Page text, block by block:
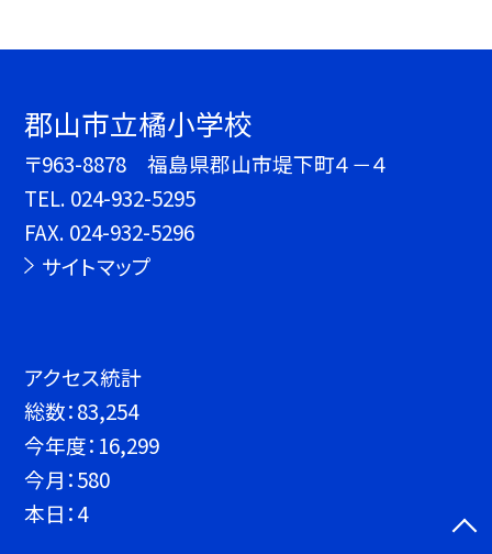
郡山市立橘小学校
〒963-8878 福島県郡山市堤下町４－４
TEL. 024-932-5295
FAX. 024-932-5296
サイトマップ
アクセス統計
総数：83,254
今年度： 16,299
今月：580
本日：4